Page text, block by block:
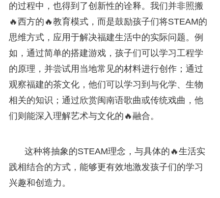
的过程中，也得到了创新性的诠释。我们并非照搬
🔥西方的🔥教育模式，而是鼓励孩子们将STEAM的
思维方式，应用于解决福建生活中的实际问题。例
如，通过简单的搭建游戏，孩子们可以学习工程学
的原理，并尝试用当地常见的材料进行创作；通过
观察福建的茶文化，他们可以学习到与化学、生物
相关的知识；通过欣赏闽南语歌曲或传统戏曲，他
们则能深入理解艺术与文化的🔥融合。
这种将抽象的STEAM理念，与具体的🔥生活实
践相结合的方式，能够更有效地激发孩子们的学习
兴趣和创造力。